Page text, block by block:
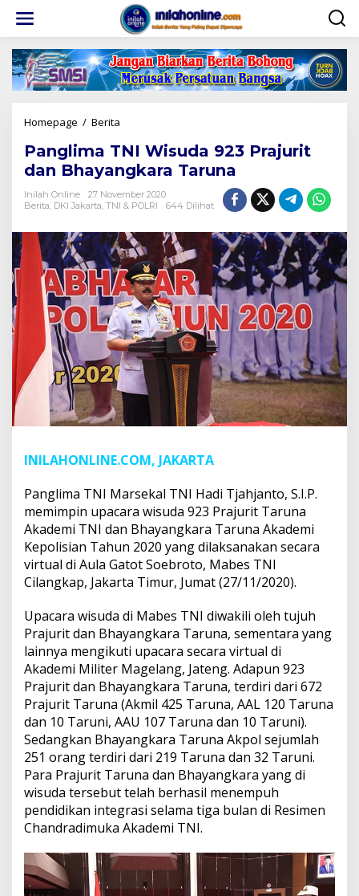
konten
Homepage / Berita
Wisuda
923
Prajurit
dan
Bhayangkara
Panglima TNI Wisuda 923 Prajurit
dan Bhayangkara Taruna
Inilah Online
27 November 2020
Berita DKI Jakarta TNI & POLRI 644 Dilihat
INILAHONLINE.COM, JAKARTA
Panglima TNI Marsekal TNI Hadi Tjahjanto, S.I.P.
memimpin upacara wisuda 923 Prajurit Taruna
Akademi TNI dan Bhayangkara Taruna Akademi
Kepolisian Tahun 2020 yang dilaksanakan secara
virtual di Aula Gatot Soebroto, Mabes TNI
Cilangkap, Jakarta Timur, Jumat (27/11/2020).
Upacara wisuda di Mabes TNI diwakili oleh tujuh
Prajurit dan Bhayangkara Taruna, sementara yang
lainnya mengikuti upacara secara virtual di
Akademi Militer Magelang, Jateng. Adapun 923
Prajurit dan Bhayangkara Taruna, terdiri dari 672
Prajurit Taruna (Akmil 425 Taruna, AAL 120 Taruna
dan 10 Taruni, AAU 107 Taruna dan 10 Taruni).
Sedangkan Bhayangkara Taruna Akpol sejumlah
251 orang terdiri dari 219 Taruna dan 32 Taruni.
Para Prajurit Taruna dan Bhayangkara yang di
wisuda tersebut telah berhasil menempuh
pendidikan integrasi selama tiga bulan di Resimen
Chandradimuka Akademi TNI.